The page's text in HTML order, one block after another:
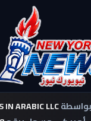
IN ARABIC LLC